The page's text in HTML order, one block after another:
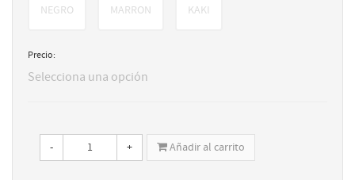
NEGRO MARRON KAKI
Precio:
Selecciona una opción
- + Añadir al carrito